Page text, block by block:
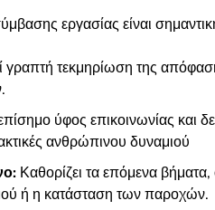
εργασίας είναι
γραπτή τεκμηρίωση της
ύφος επικοινωνίας και
ανθρώπινου δυναμιού
Καθορίζει τα επόμενα
ή η κατάσταση των παροχών.